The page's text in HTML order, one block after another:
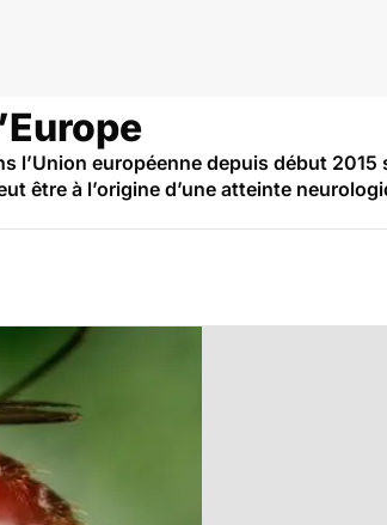
l’Union européenne depuis début
être à l’origine d’une atteinte